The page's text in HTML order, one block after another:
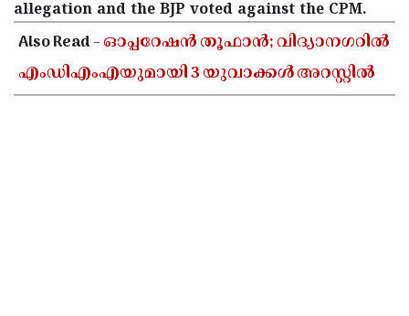
allegation and the BJP voted against the CPM.
Also Read -ഓപ്പറേഷൻ തൂഫാൻ; വിദ്യാനഗറിൽ
എംഡിഎംഎയുമായി 3 യുവാക്കൾ അറസ്റ്റിൽ